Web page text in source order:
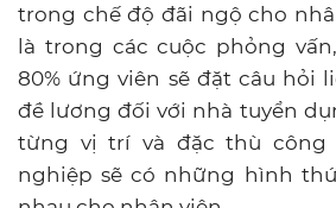
trong chế độ đãi ngộ cho
là trong các cuộc phỏng
80% ứng viên sẽ đặt câu hỏi
đề lương đối với nhà tuyển
từng vị trí và đặc thù công
nghiệp sẽ có những hình